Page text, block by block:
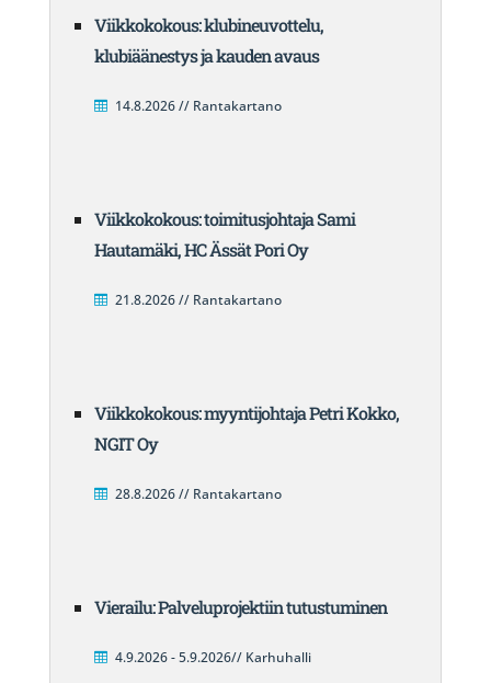
Viikkokokous: klubineuvottelu,
klubiäänestys ja kauden avaus
14.8.2026 // Rantakartano
Viikkokokous: toimitusjohtaja Sami
Hautamäki, HC Ässät Pori Oy
21.8.2026 // Rantakartano
Viikkokokous: myyntijohtaja Petri Kokko,
NGIT Oy
28.8.2026 // Rantakartano
Vierailu: Palveluprojektiin tutustuminen
4.9.2026 - 5.9.2026// Karhuhalli